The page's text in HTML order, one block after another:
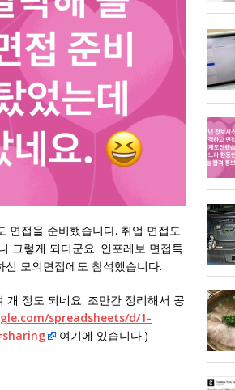
면접을 준비했습니다. 취업 면접도
그렇게 되더군요. 인포레보 면접특
모의면접에도 참석했습니다.
정도 되네요. 조만간 정리해서 공
spreadsheets/d/1-
여기에 있습니다.)